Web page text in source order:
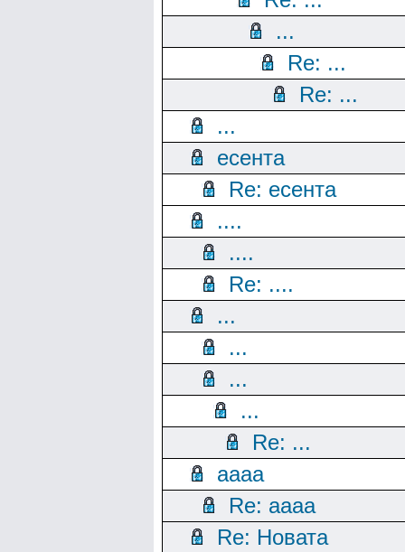
...
Re: ...
Re: ...
...
есента
Re: есента
....
....
Re: ....
...
...
...
...
Re: ...
aaaa
Re: aaaa
Re: Новата